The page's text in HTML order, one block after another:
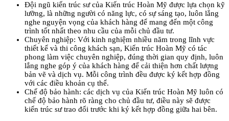
Đội ngũ kiến trúc sư của Kiến trúc Hoàn Mỹ được lựa chọn kỹ
lưỡng, là những người có năng lực, có sự sáng tạo, luôn lắng
nghe nguyện vọng của khách hàng để mang đến một công
trình tốt nhất theo nhu cầu của mỗi chủ đầu tư.
Chuyên nghiệp: Với kinh nghiệm nhiều năm trong lĩnh vực
thiết kế và thi công khách sạn, Kiến trúc Hoàn Mỹ có tác
phong làm việc chuyên nghiệp, đúng thời gian quy định, luôn
lắng nghe góp ý của khách hàng để cải thiện hơn chất lượng
bản vẽ và dịch vụ. Mỗi công trình đều được ký kết hợp đồng
với các điều khoản cụ thể.
Chế độ bảo hành: các dịch vụ của Kiến trúc Hoàn Mỹ luôn có
chế độ bảo hành rõ ràng cho chủ đầu tư, điều này sẽ được
kiến trúc sư trao đổi trước khi ký kết hợp đồng giữa hai bên.